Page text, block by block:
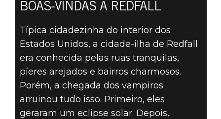
BOAS-VINDAS A REDFALL
Típica cidadezinha do interior dos
Estados Unidos, a cidade-ilha de Redfall
era conhecida pelas ruas tranquilas,
píeres arejados e bairros charmosos.
Porém, a chegada dos vampiros
arruinou tudo isso. Primeiro, eles
geraram um eclipse solar. Depois,